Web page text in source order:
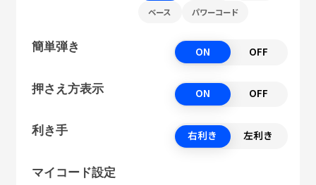
ベース パワーコード
簡単弾き ON OFF
押さえ方表示 ON OFF
利き手 右利き 左利き
マイコード設定